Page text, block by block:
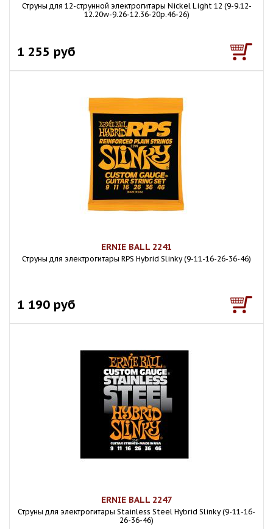
Струны для 12-струнной электрогитары Nickel Light 12 (9-9.12-
12.20w-9.26-12.36-20p.46-26)
1 255 руб
ERNIE BALL 2241
Струны для электрогитары RPS Hybrid Slinky (9-11-16-26-36-46)
1 190 руб
ERNIE BALL 2247
Струны для электрогитары Stainless Steel Hybrid Slinky (9-11-16-
26-36-46)